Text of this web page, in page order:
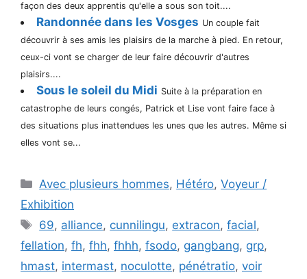
façon des deux apprentis qu'elle a sous son toit....
Randonnée dans les Vosges Un couple fait
découvrir à ses amis les plaisirs de la marche à pied. En retour,
ceux-ci vont se charger de leur faire découvrir d'autres
plaisirs....
Sous le soleil du Midi Suite à la préparation en
catastrophe de leurs congés, Patrick et Lise vont faire face à
des situations plus inattendues les unes que les autres. Même si
elles vont se...
Catégories
Avec plusieurs hommes, Hétéro,Voyeur /
Exhibition
Étiquettes
69, alliance, cunnilingu, extracon,facial,
fellation, fh, fhh, fhhh, fsodo, gangbang, grp,
hmast, intermast, noculotte, pénétratio, voir